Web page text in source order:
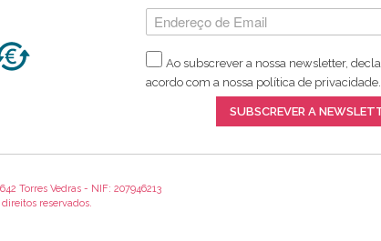
com os produtos adquiridos. Relativamente à bolsa, tem
vossa loja, têm excelentes artigos a um preço muito justo. A
Ao subscrever a nossa newsletter,
acordo com a nossa política de privacidade.
SUBSCREVER A
Torres Vedras - NIF: 207946213
reservados.